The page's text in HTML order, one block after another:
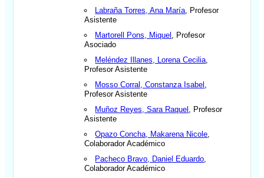
Labraña Torres, Ana María , Profesor
Asistente
Martorell Pons, Miquel
, Profesor
Asociado
Meléndez Illanes, Lorena Cecilia
Profesor Asistente
Mosso Corral, Constanza Isabel
Profesor Asistente
Muñoz Reyes, Sara Raquel
, Profesor
Asistente
Opazo Concha, Makarena Nicole
Colaborador Académico
Pacheco Bravo, Daniel Eduardo
Colaborador Académico